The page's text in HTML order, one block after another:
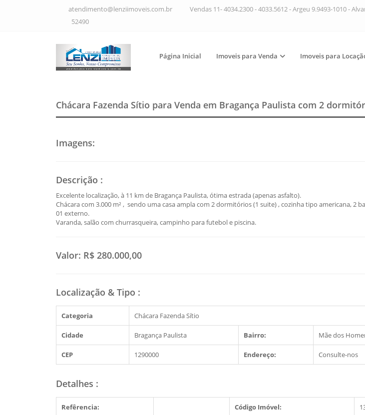
atendimento@lenziimoveis.com.br Vendas 11- 4034.2300 - 4033.5612 - Argeu 9.9493-1010 -
52490
Página Inicial Imoveis para Venda Imoveis para
Chácara Fazenda Sítio para Venda em Bragança Paulista com 2
Imagens:
Descrição :
Excelente localização, à 11 km de Bragança Paulista, ótima estrada (apenas asfalto).
Chácara com 3.000 m² , sendo uma casa ampla com 2 dormitórios (1 suite) , cozinha tipo americana, 2
01 externo.
Varanda, salão com churrasqueira, campinho para futebol e piscina.
Valor: R$ 280.000,00
Localização & Tipo :
Categoria Chácara Fazenda Sítio
Cidade Bragança Paulista Bairro: Mãe dos
CEP 1290000 Endereço: Consulte-nos
Detalhes :
Refêrencia: Código Imóvel: